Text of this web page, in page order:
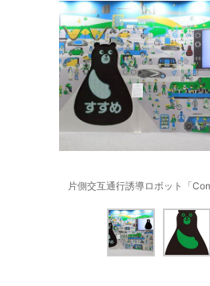
片側交互通行誘導ロボット「